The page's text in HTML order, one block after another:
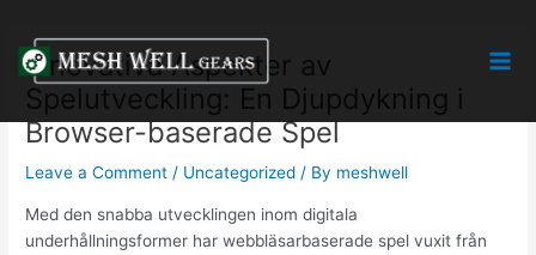
content
Innovativa Aspekter av
Spelutveckling: En Djupdykning i
Browser-baserade Spel
Leave a Comment / Uncategorized / By meshwell
Med den snabba utvecklingen inom digitala
underhållningsformer har webbläsarbaserade spel vuxit från
navigation